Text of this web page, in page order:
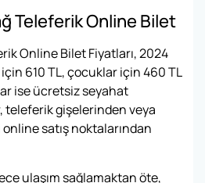
Teleferik Online Bilet
Online Bilet Fiyatları, 2024
için 610 TL, çocuklar için 460 TL
ise ücretsiz seyahat
teleferik gişelerinden veya
onlinesatış noktalarından
ulaşım sağlamaktan öte,